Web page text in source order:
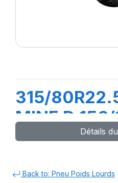
315/
MINE D
Détails
Back to: Pneu Poids Lourds